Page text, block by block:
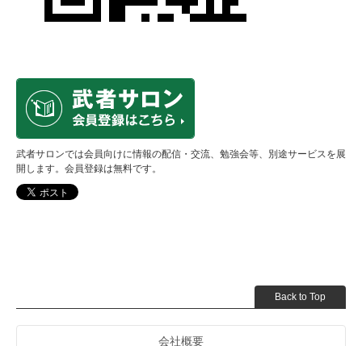
武者サロンでは会員向けに情報の配信・交流、勉強会等、別途サービスを展
開します。会員登録は無料です。
Back to Top
会社概要